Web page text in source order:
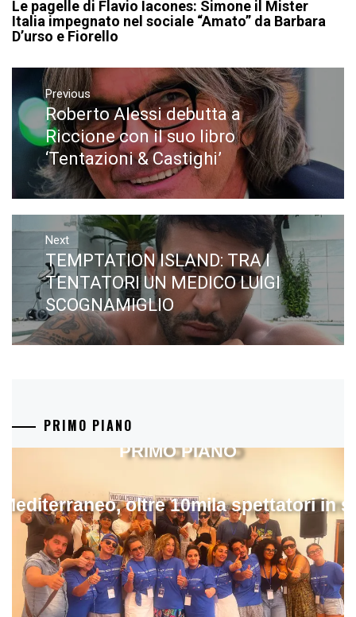
Le pagelle di Flavio Iacones: Simone il Mister
Italia impegnato nel sociale “Amato” da Barbara
D’urso e Fiorello
Navigazione
articoli
Previous
Previous
post:
Roberto Alessi debutta a
Riccione con il suo libro
‘Tentazioni & Castighi’
Next
Next
post:
TEMPTATION ISLAND: TRA I
TENTATORI UN MEDICO LUIGI
SCOGNAMIGLIO
PRIMO PIANO
oltre 10mila spettatori in
PRIMO PIANO